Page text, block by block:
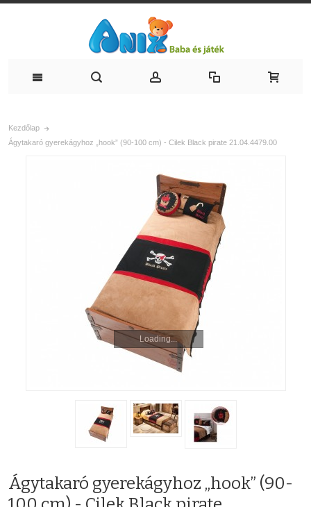
Kezdőlap
Ágytakaró gyerekágyhoz „hook” (90-100 cm) - Cilek Black pirate 21.04.4479.00
Loading...
Ágytakaró gyerekágyhoz „hook” (90-